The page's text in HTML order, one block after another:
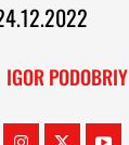
IGOR PODOBRIY